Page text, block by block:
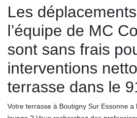
Les
l’équipe de MC
sont sans frais
interventions
terrasse dans le
Votre terrasse à Boutigny Sur Essonne a